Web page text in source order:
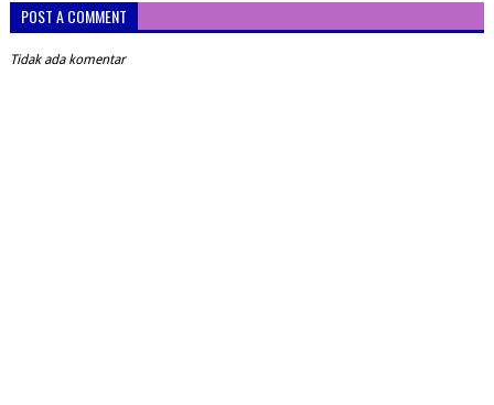
POST A COMMENT
Tidak ada komentar